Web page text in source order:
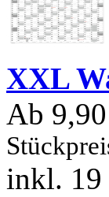
XXL
Ab
inkl. 19